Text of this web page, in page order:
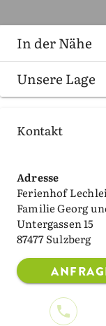
In der Nähe
Unsere Lage
Kontakt
Adresse
Ferienhof
Familie Georg
Untergassen 15
87477 Sulzberg